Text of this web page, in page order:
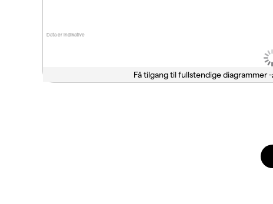
Data er indikative
Få tilgang til fullstendige diagrammer -